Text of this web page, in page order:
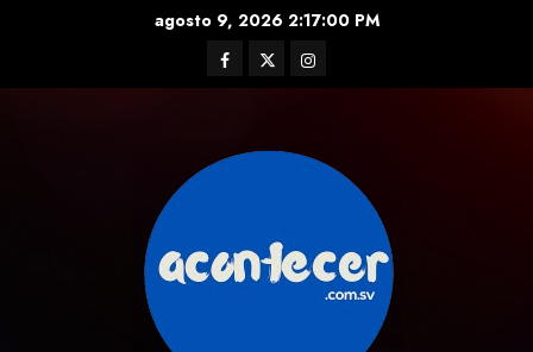
agosto 9, 20262:17:01 PM
Facebook
TwitterInstagram